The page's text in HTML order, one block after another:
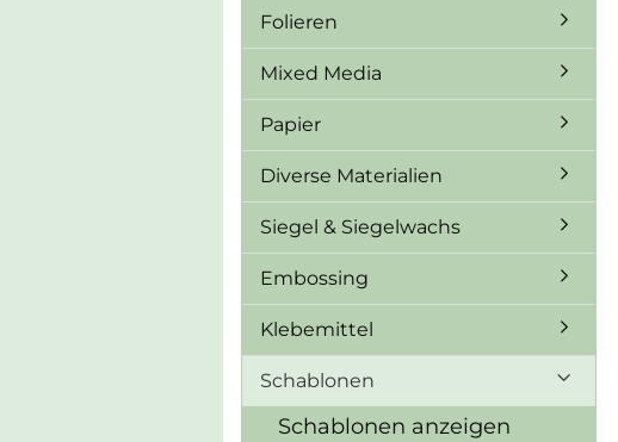
Folieren
Mixed Media
Papier
Diverse Materialien
Siegel & Siegelwachs
Embossing
Klebemittel
Schablonen
Schablonen anzeigen